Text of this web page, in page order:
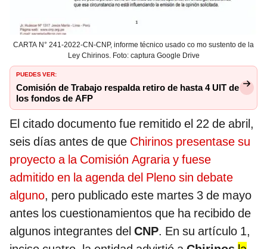
CARTA N° 241-2022-CN-CNP, informe técnico usado co mo sustento de la
Ley Chirinos. Foto: captura Google Drive
PUEDES VER:
Comisión de Trabajo respalda retiro de hasta 4 UIT de
los fondos de AFP
El citado documento fue remitido el 22 de abril,
seis días antes de que Chirinos presentase su
proyecto a la Comisión Agraria y fuese
admitido en la agenda del Pleno sin debate
alguno, pero publicado este martes 3 de mayo
antes los cuestionamientos que ha recibido de
algunos integrantes del CNP. En su artículo 1,